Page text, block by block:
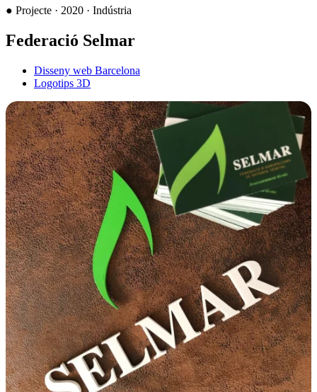
● Projecte · 2020 · Indústria
Federació Selmar
Disseny web Barcelona
Logotips 3D